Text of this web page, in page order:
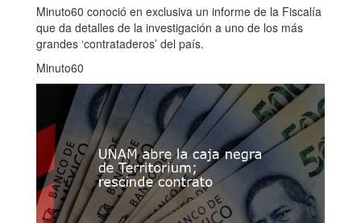
Minuto60 conoció en exclusiva un informe de la Fiscalía
que da detalles de la investigación a uno de los más
grandes ‘contrataderos’ del país.
Minuto60